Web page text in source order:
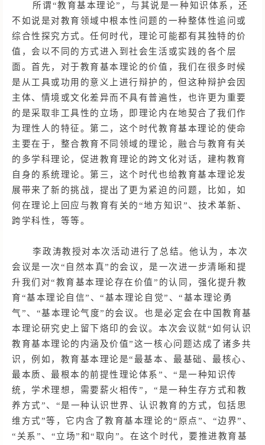
所谓“教育基本理论”，与其说是一种知识体系，还
不如说是对教育领域中根本性问题的一种整体性追问或
综合性探究方式。任何时代，理论可能都有其独特的价
值，会以不同的方式进入到社会生活或实践的各个层
面。首先，对于教育基本理论的价值，我们在很多时候
是从工具或功用的意义上进行辩护的，但这种辩护会因
主体、情境或文化差异而不具有普遍性，也许更为重要
的是采取非工具性的立场，即理论内在地契合了我们作
为理性人的特征。第二，这个时代教育基本理论的使命
主要在于，整合教育不同领域的理论，融合与教育有关
的多学科理论，促进教育理论的跨文化对话，建构教育
自身的系统理论。第三，这个时代也给教育基本理论发
展带来了新的挑战，提出了更为紧迫的问题，比如，如
何在理论上回应与教育有关的“地方知识”、技术革新、
跨学科性，等等。
李政涛教授对本次活动进行了总结。他认为，本次
会议是一次“自然本真”的会议，是一次进一步清晰和提
升我们对“教育基本理论存在价值”的认同，强化提升教
育“基本理论自信”、“基本理论自觉”、“基本理论勇
气”、“基本理论气度”的会议。也是必定会在中国教育基
本理论研究史上留下烙印的会议。本次会议就“如何认识
教育基本理论的内涵及价值”这一核心问题达成了诸多共
识，例如，教育基本理论是“最基本、最基础、最核心、
最本质、最根本的前提性理论体系”、“是一种知识传
统，学术理想，需要薪火相传”，“是一种生存方式和教
养方式”、“是一种认识世界、认识教育的方式，包括思
维方式”等，它内含了教育基本理论的“原点”、“边界”、
“关系”、“立场”和“取向”。在这个时代，要推进教育基